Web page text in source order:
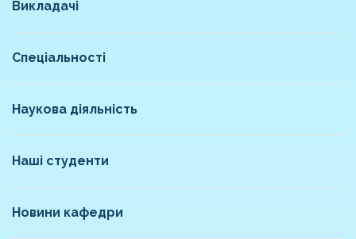
Викладачі
Спеціальності
Наукова діяльність
Наші студенти
Новини кафедри